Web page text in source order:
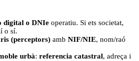
digital o DNIe operatiu. Si ets societat,
o sí.
(perceptors) amb NIF/NIE, nom/raó
urbà: referencia catastral, adreça i